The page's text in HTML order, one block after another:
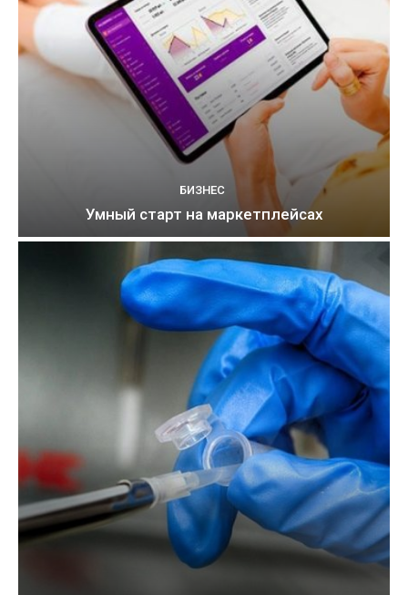
БИЗНЕС
Умный старт на маркетплейсах